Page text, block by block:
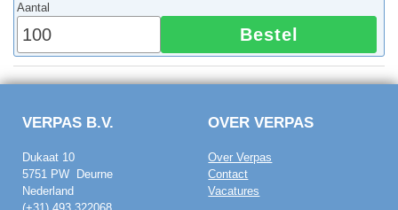
Aantal
Bestel
VERPAS B.V.
Dukaat 10
5751 PW Deurne
Nederland
OVER VERPAS
Over Verpas
Contact
Vacatures